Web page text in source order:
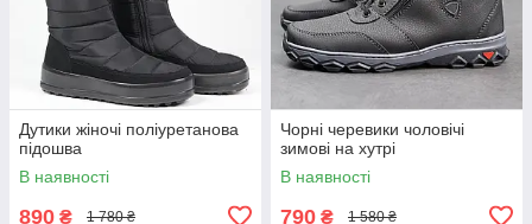
Дутики жіночі поліуретанова
підошва
В наявності
890 ₴ 1 780 ₴
Чорні черевики чоловічі
зимові на хутрі
В наявності
790 ₴ 1 580 ₴